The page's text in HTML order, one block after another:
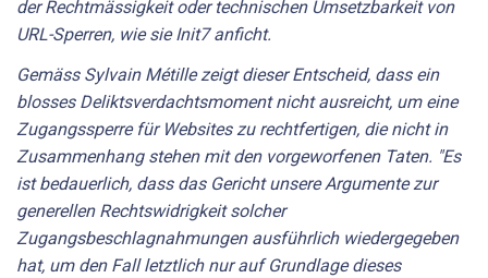
der Rechtmässigkeit oder technischen Umsetzbarkeit von
URL-Sperren, wie sie Init7 anficht.
Gemäss Sylvain Métille zeigt dieser Entscheid, dass ein
blosses Deliktsverdachtsmoment nicht ausreicht, um eine
Zugangssperre für Websites zu rechtfertigen, die nicht in
Zusammenhang stehen mit den vorgeworfenen Taten. "Es
ist bedauerlich, dass das Gericht unsere Argumente zur
generellen Rechtswidrigkeit solcher
Zugangsbeschlagnahmungen ausführlich wiedergegeben
hat, um den Fall letztlich nur auf Grundlage dieses